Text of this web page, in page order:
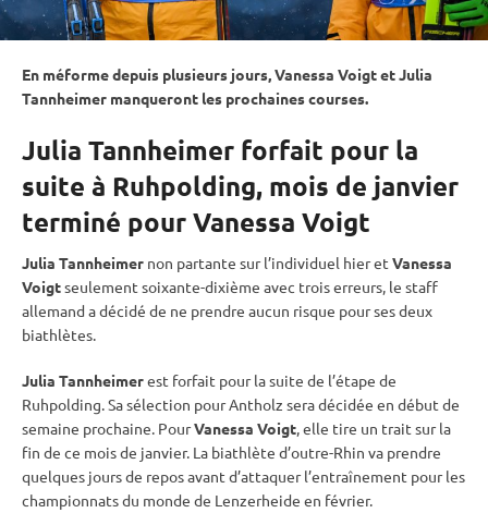
En méforme depuis plusieurs jours, Vanessa Voigt et Julia
Tannheimer manqueront les prochaines courses.
Julia Tannheimer forfait pour la
suite à Ruhpolding, mois de janvier
terminé pour Vanessa Voigt
Julia Tannheimer non partante sur l’individuel hier et Vanessa
Voigtseulement soixante-dixième avec trois erreurs, le staff
allemand a décidé de ne prendre aucun risque pour ses deux
biathlètes.
Julia Tannheimerest forfait pour la suite de l’étape de
Ruhpolding. Sa sélection pour Antholz sera décidée en début de
semaine prochaine. PourVanessa Voigt, elle tire un trait sur la
fin de ce mois de janvier. La biathlète d’outre-Rhin va prendre
quelques jours de repos avant d’attaquer l’entraînement pour les
championnats du monde de Lenzerheide en février.